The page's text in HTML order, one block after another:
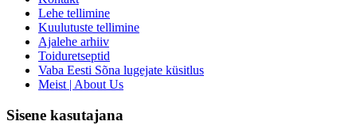
Lehe tellimine
Kuulutuste tellimine
Ajalehe arhiiv
Toiduretseptid
Vaba Eesti Sõna lugejate küsitlus
Meist | About Us
Sisene kasutajana